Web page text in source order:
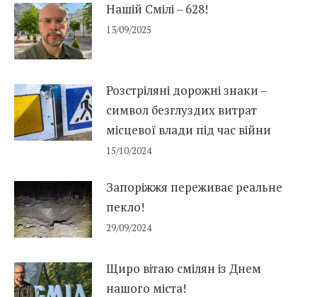
Нашій Смілі – 628!
13/09/2025
Розстріляні дорожні знаки –
символ безглуздих витрат
місцевої влади під час війни
15/10/2024
Запоріжжя переживає реальне
пекло!
29/09/2024
Щиро вітаю смілян із Днем
нашого міста!